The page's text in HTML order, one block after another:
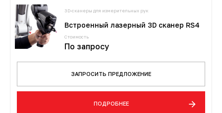
3D-сканеры для измерительных рук
Встроенный лазерный 3D сканер RS4
Стоимость
По запросу
ЗАПРОСИТЬ ПРЕДЛОЖЕНИЕ
ПОДРОБНЕЕ